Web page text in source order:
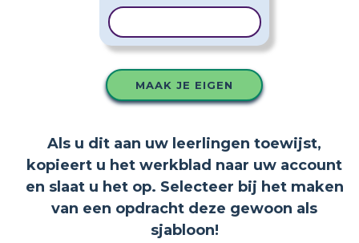
MAAK JE EIGEN
Als u dit aan uw leerlingen toewijst,
kopieert u het werkblad naar uw account
en slaat u het op. Selecteer bij het maken
van een opdracht deze gewoon als
sjabloon!